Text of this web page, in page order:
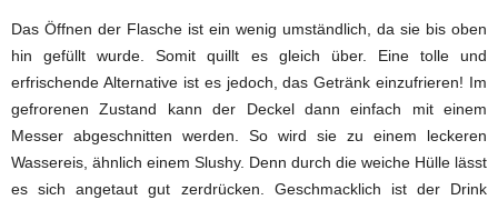
Das Öffnen der Flasche ist ein wenig umständlich, da sie bis oben
hin gefüllt wurde. Somit quillt es gleich über. Eine tolle und
erfrischende Alternative ist es jedoch, das Getränk einzufrieren! Im
gefrorenen Zustand kann der Deckel dann einfach mit einem
Messer abgeschnitten werden. So wird sie zu einem leckeren
Wassereis, ähnlich einem Slushy. Denn durch die weiche Hülle lässt
es sich angetaut gut zerdrücken. Geschmacklich ist der Drink